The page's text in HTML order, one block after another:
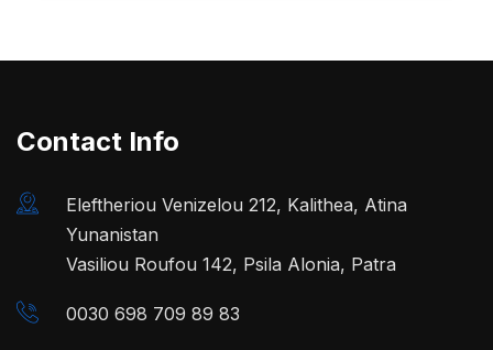
Contact Info
Eleftheriou Venizelou 212, Kalithea, Atina
Yunanistan
Vasiliou Roufou 142, Psila Alonia, Patra
0030 698 709 89 83